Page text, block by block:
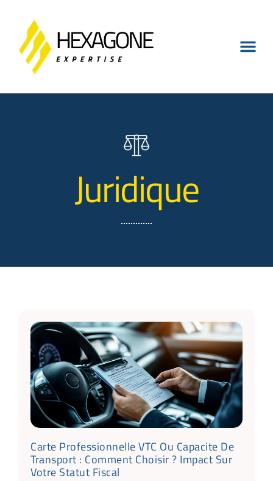
Juridique
Carte Professionnelle VTC Ou Capacite De
Transport : Comment Choisir ? Impact Sur
Votre Statut Fiscal